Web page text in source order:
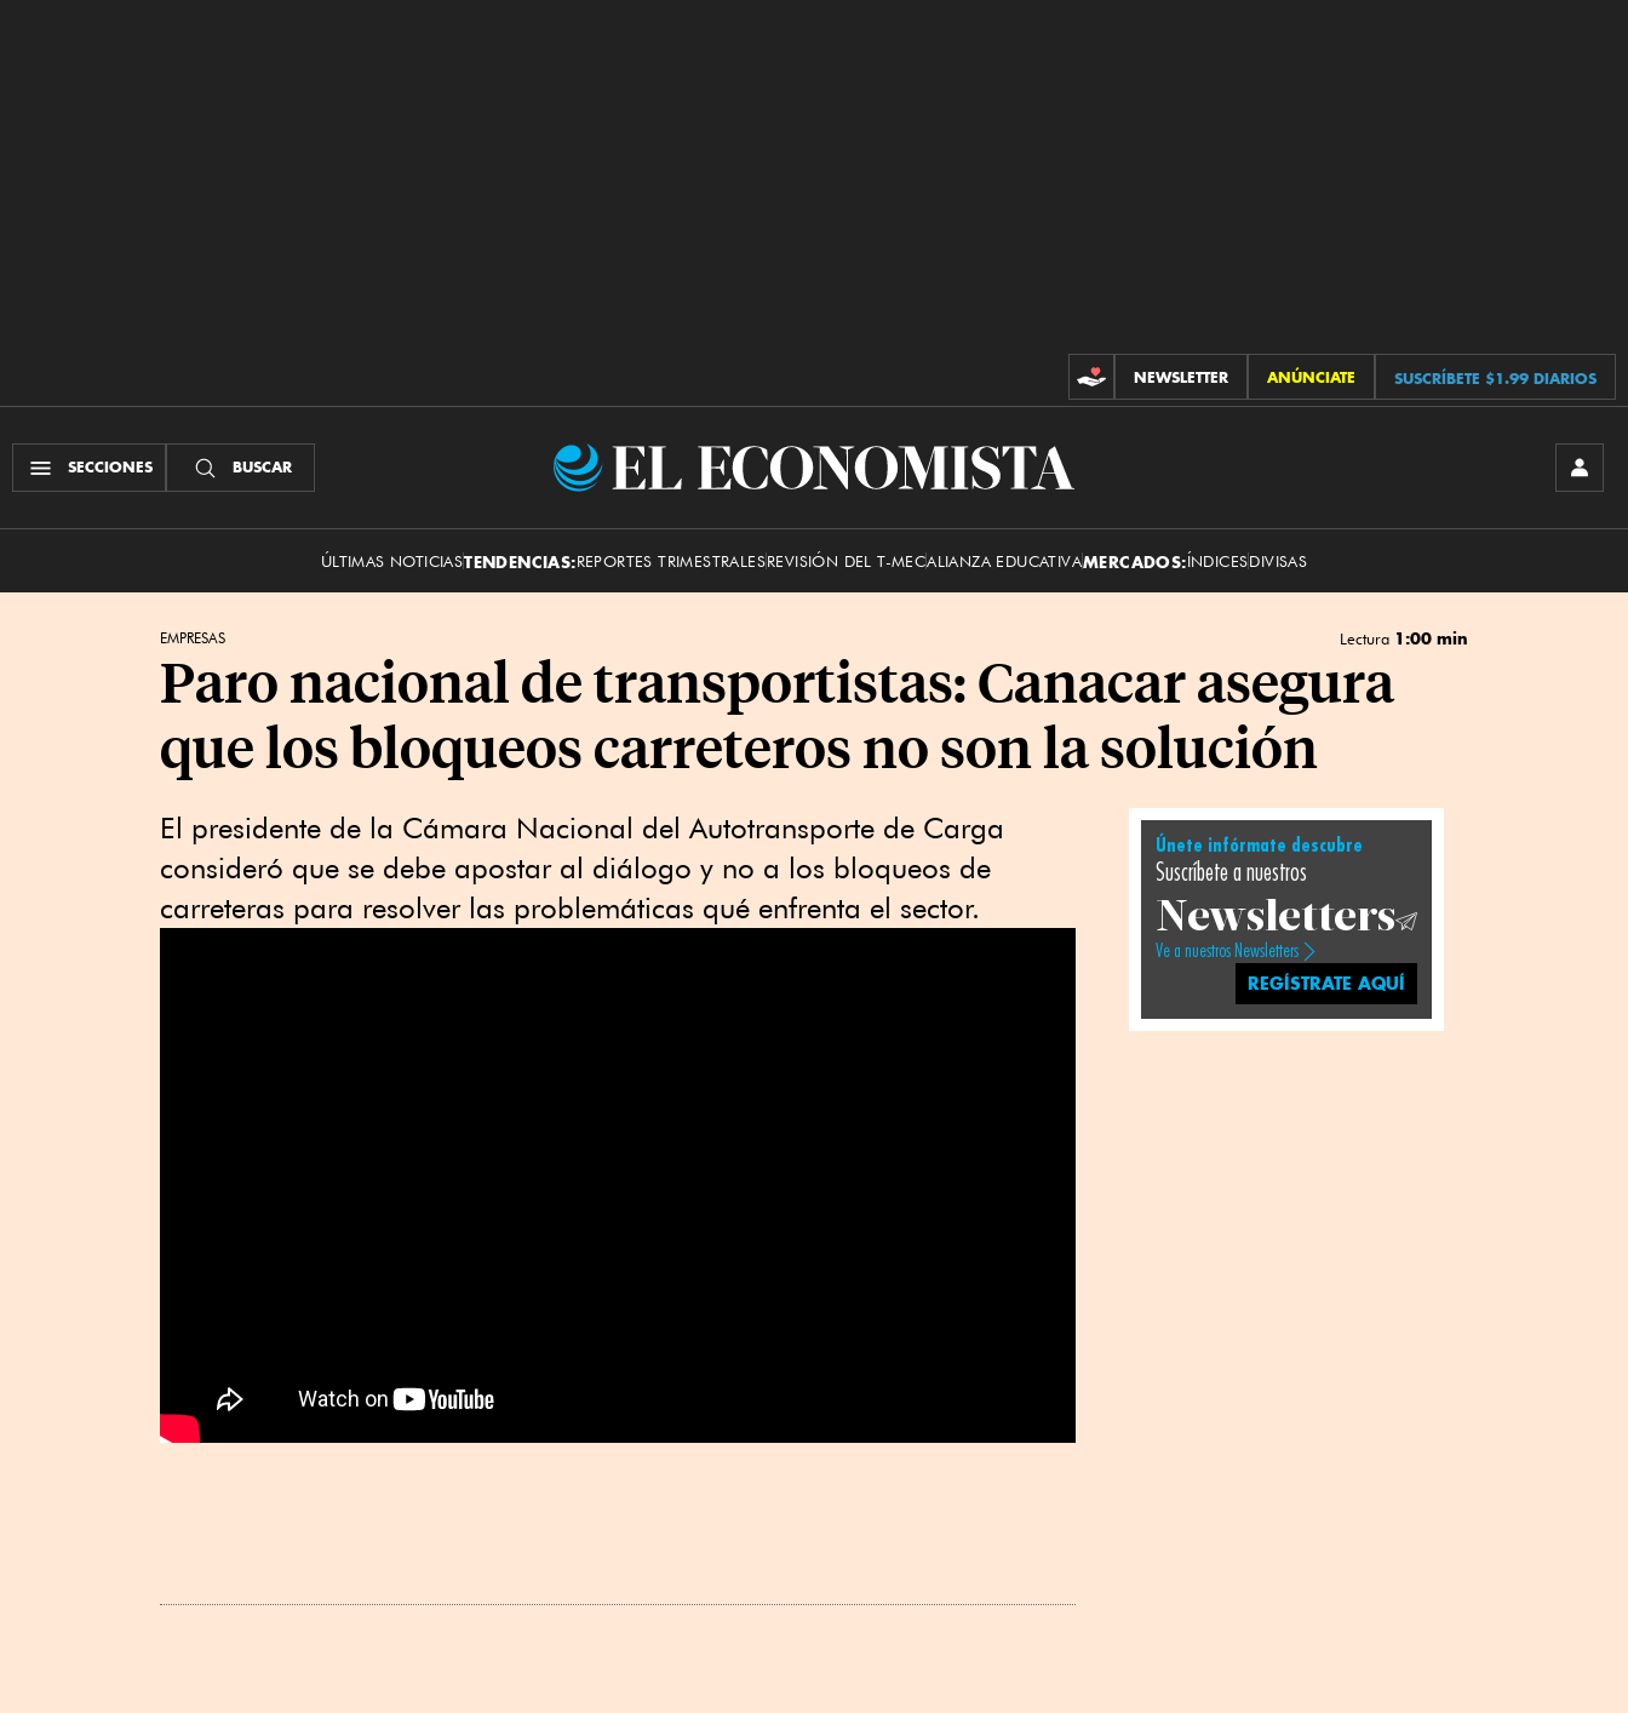
CONTRIBUCIONES
NEWSLETTER ANÚNCIATE SUSCRÍBETE $1.99 DIARIOS
SECCIONES BUSCAR
El
ÚLTIMAS NOTICIASTENDENCIAS:REPORTES TRIMESTRALESREVISIÓN DEL T-MECALIANZA EDUCATIVAMERCADOS:ÍNDICESDIVISAS
EMPRESAS Lectura 1:00 min
Paro nacional de transportistas: Canacar asegura
que los bloqueos carreteros no son la solución
El presidente de la Cámara Nacional del Autotransporte de Carga
consideró que se debe apostar al diálogo y no a los bloqueos de
carreteras para resolver las problemáticas qué enfrenta el sector.
Únete infórmate descubre
Suscríbete a nuestros
Newsletters
Ve a nuestros Newsletters
REGÍSTRATE AQUÍ